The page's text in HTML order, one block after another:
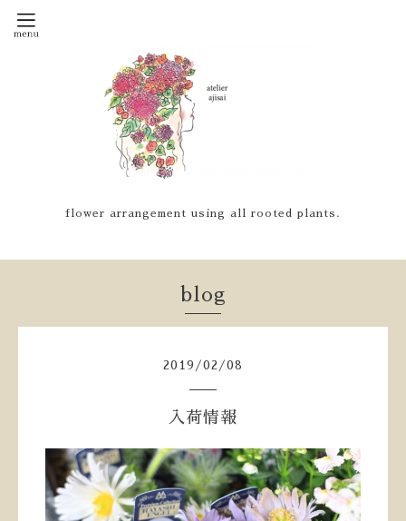
flower arrangement using all rooted plants.
blog
2019 /02 /08
入荷情報